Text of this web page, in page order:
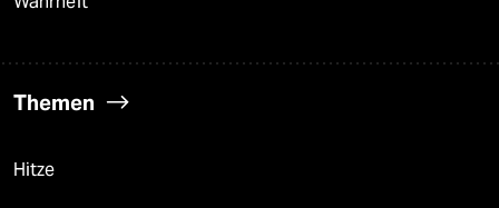
Themen
Hitze